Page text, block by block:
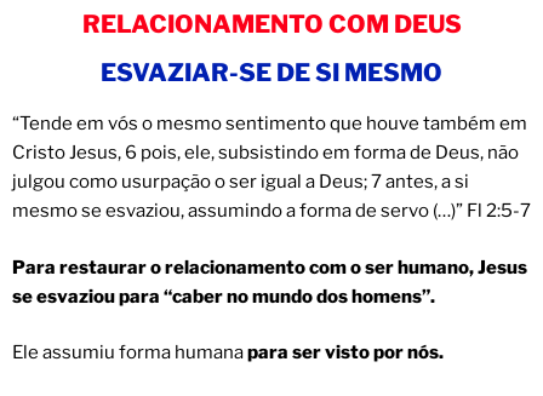
RELACIONAMENTO COM DEUS
ESVAZIAR-SE DE SI MESMO
“Tende em vós o mesmo sentimento que houve também em
Cristo Jesus, 6 pois, ele, subsistindo em forma de Deus, não
julgou como usurpação o ser igual a Deus; 7 antes, a si
mesmo se esvaziou, assumindo a forma de servo (…)” Fl 2:5-7
Para restaurar o relacionamento com o ser humano, Jesus
se esvaziou para “caber no mundo dos homens”.
Ele assumiu forma humanapara ser visto por nós.